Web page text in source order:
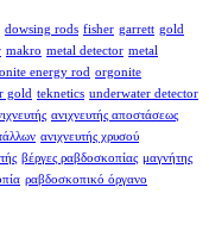
dowsing rods fisher garrett gold
makro metal detector metal
energy rod orgonite
gold teknetics underwater detector
ανιχνευτής αποστάσεως
ανιχνευτής χρυσού
βέργες ραβδοσκοπίας μαγνήτης
ραβδοσκοπικό όργανο